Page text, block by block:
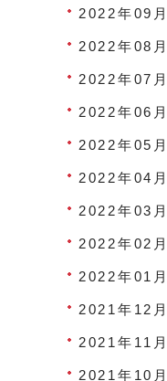
2022年09月
2022年08月
2022年07月
2022年06月
2022年05月
2022年04月
2022年03月
2022年02月
2022年01月
2021年12月
2021年11月
2021年10月